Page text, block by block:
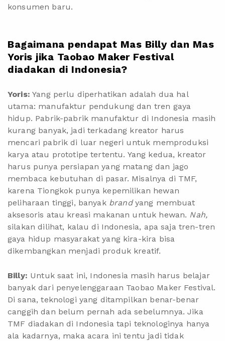
konsumen baru.
Bagaimana pendapat Mas Billy dan Mas
Yoris jika Taobao Maker Festival
diadakan di Indonesia?
Yoris: Yang perlu diperhatikan adalah dua hal
utama: manufaktur pendukung dan tren gaya
hidup. Pabrik-pabrik manufaktur di Indonesia masih
kurang banyak, jadi terkadang kreator harus
mencari pabrik di luar negeri untuk memproduksi
karya atau prototipe tertentu. Yang kedua, kreator
harus punya persiapan yang matang dan jago
membaca kebutuhan di pasar. Misalnya di TMF,
karena Tiongkok punya kepemilikan hewan
peliharaan tinggi, banyak brandyang membuat
aksesoris atau kreasi makanan untuk hewan. Nah,
silakan dilihat, kalau di Indonesia, apa saja tren-tren
gaya hidup masyarakat yang kira-kira bisa
dikembangkan menjadi produk kreatif.
Billy: Untuk saat ini, Indonesia masih harus belajar
banyak dari penyelenggaraan Taobao Maker Festival.
Di sana, teknologi yang ditampilkan benar-benar
canggih dan belum pernah ada sebelumnya. Jika
TMF diadakan di Indonesia tapi teknologinya hanya
ala kadarnya, maka acara ini tentu jadi tidak